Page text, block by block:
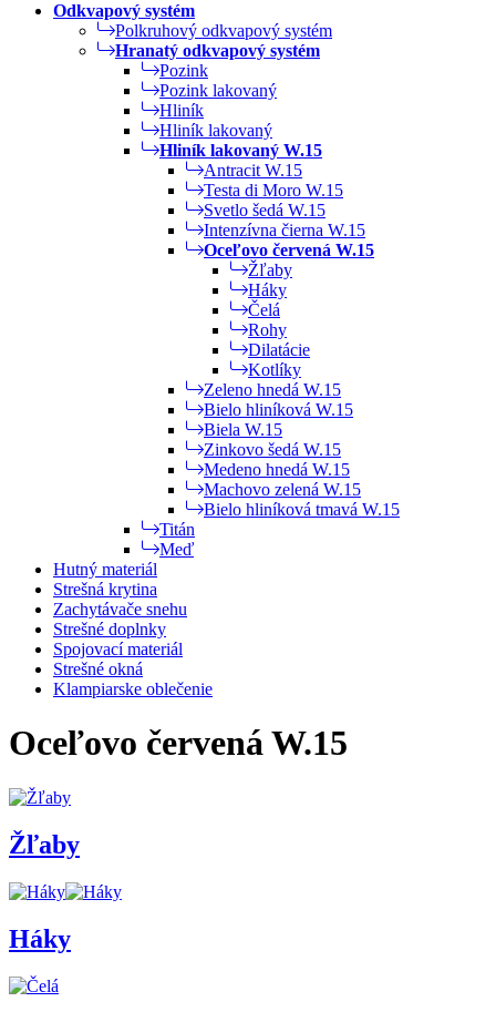
Odkvapový systém
Polkruhový odkvapový systém
Hranatý odkvapový systém
Pozink
Pozink lakovaný
Hliník
Hliník lakovaný
Hliník lakovaný W.15
Antracit W.15
Testa di Moro W.15
Svetlo šedá W.15
Intenzívna čierna W.15
Oceľovo červená W.15
Žľaby
Háky
Čelá
Rohy
Dilatácie
Kotlíky
Zeleno hnedá W.15
Bielo hliníková W.15
Biela W.15
Zinkovo šedá W.15
Medeno hnedá W.15
Machovo zelená W.15
Bielo hliníková tmavá W.15
Titán
Meď
Hutný materiál
Strešná krytina
Zachytávače snehu
Strešné doplnky
Spojovací materiál
Strešné okná
Klampiarske oblečenie
Oceľovo červená W.15
Žľaby
Háky